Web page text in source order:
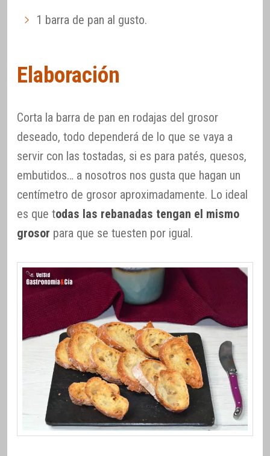
1 barra de pan al gusto.
Elaboración
Corta la barra de pan en rodajas del grosor
deseado, todo dependerá de lo que se vaya a
servir con las tostadas, si es para patés, quesos,
embutidos… a nosotros nos gusta que hagan un
centímetro de grosor aproximadamente. Lo ideal
es que todas las rebanadas tengan el mismo
grosor para que se tuesten por igual.